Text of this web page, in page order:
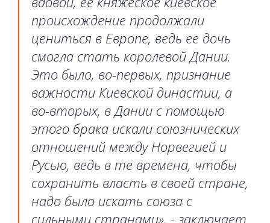
происхождение продолжали
цениться в Европе, ведь ее дочь
смогла стать королевой Дании.
Это было, во-первых, признание
важности Киевской династии, а
во-вторых, в Дании с помощью
этого брака искали союзнических
отношений между Норвегией и
Русью, ведь в те времена, чтобы
сохранить власть в своей стране,
надо было искать союза с
сильными странами», - заключает